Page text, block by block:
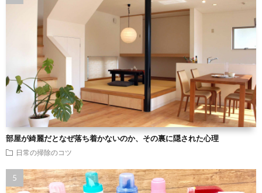
部屋が綺麗だとなぜ落ち着かないのか、その裏に隠された心理
日常の掃除のコツ